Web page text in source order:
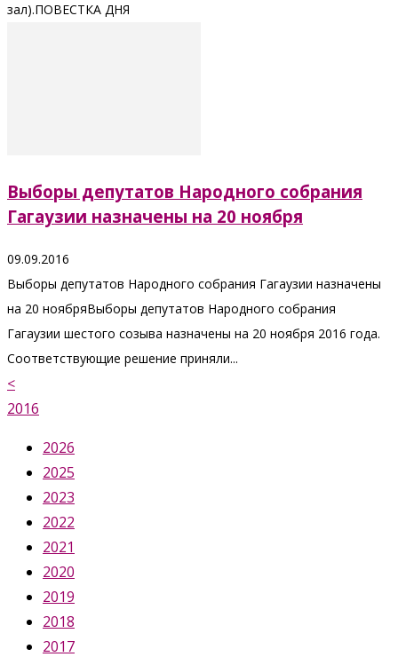
зал).ПОВЕСТКА ДНЯ
Выборы депутатов Народного собрания
Гагаузии назначены на 20 ноября
09.09.2016
Выборы депутатов Народного собрания Гагаузии назначены
на 20 ноябряВыборы депутатов Народного собрания
Гагаузии шестого созыва назначены на 20 ноября 2016 года.
Соответствующие решение приняли...
<
2016
2026
2025
2023
2022
2021
2020
2019
2018
2017